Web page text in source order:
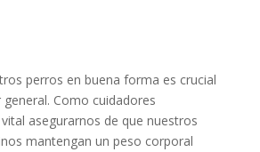
perros en buena forma es crucial
Como cuidadores
asegurarnos de que nuestros
mantengan un peso corporal